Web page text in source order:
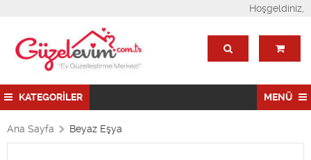
Hoşgeldiniz,
KATEGORİLER MENÜ
Ana Sayfa Beyaz Eşya